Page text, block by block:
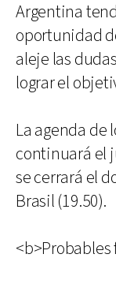
Argentina
oportunidad
aleje las
lograr el
La agenda de
continuará el
se cerrará el
Brasil (19.50).